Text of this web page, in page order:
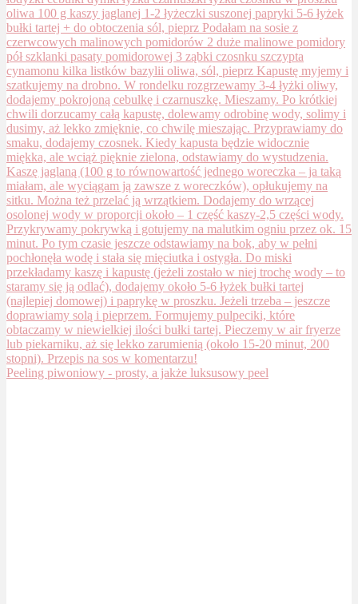
Peeling piwoniowy - prosty, a jakże luksusowy peel